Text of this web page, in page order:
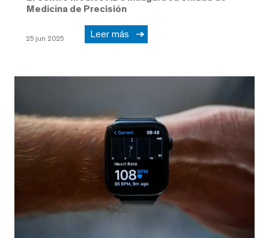
Medicina de Precisión
25 jun 2025 Leer más